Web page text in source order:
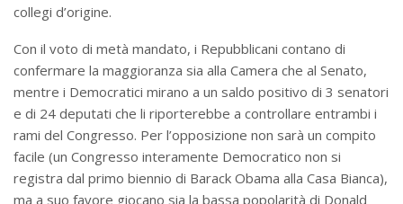
collegi d’origine.
Con il voto di metà mandato, i Repubblicani contano di
confermare la maggioranza sia alla Camera che al Senato,
mentre i Democratici mirano a un saldo positivo di 3 senatori
e di 24 deputati che li riporterebbe a controllare entrambi i
rami del Congresso. Per l’opposizione non sarà un compito
facile (un Congresso interamente Democratico non si
registra dal primo biennio di Barack Obama alla Casa Bianca),
ma a suo favore giocano sia la bassa popolarità di Donald